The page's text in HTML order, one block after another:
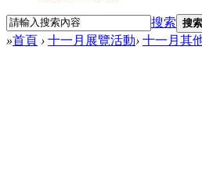
搜索 搜索
»首頁 › 十一月展覽活動› 十一月其